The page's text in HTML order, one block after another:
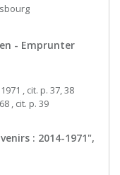
- Emprunter
, cit. p. 37, 38
, cit. p. 39
: 2014-1971",